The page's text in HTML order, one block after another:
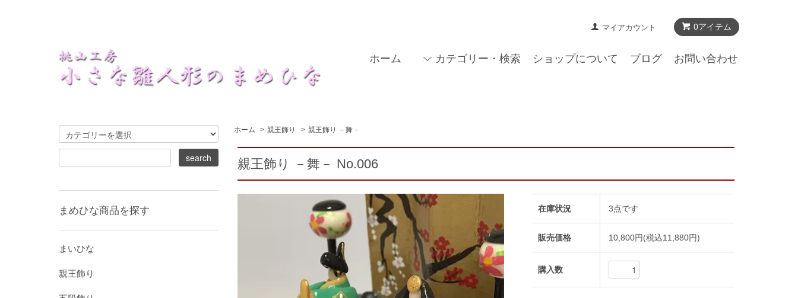
0アイテム
マイアカウント
ホーム カテゴリー・検索 ショップについて ブログ お問い合わせ
ホーム > 親王飾り > 親王飾り －舞－
親王飾り －舞－ No.006
在庫状況 3点です
販売価格 10,800円(税込11,880円)
購入数
まめひな商品を探す
まいひな
親王飾り